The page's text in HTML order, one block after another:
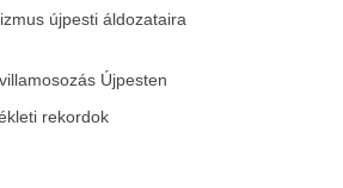
újpesti áldozataira
Újpesten
rekordok